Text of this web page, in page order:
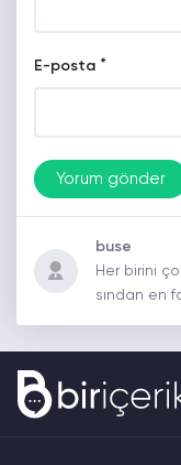
E-posta *
buse
Her birini
sından en